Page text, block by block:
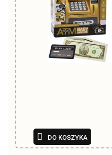
DO KOSZYKA